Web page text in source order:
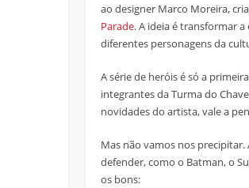
ao designer Marco Moreira,
Parade. A ideia é transformar
diferentes personagens da
A série de heróis é só a
integrantes da Turma do
novidades do artista, vale a
Mas não vamos nos
defender, como o Batman, o
os bons: